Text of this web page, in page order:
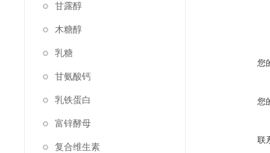
甘露醇
木糖醇
乳糖
甘氨酸钙
乳铁蛋白
富锌酵母
复合维生素
您
您
联